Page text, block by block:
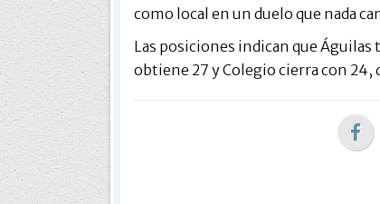
como local en un duelo que nada
Las posiciones indican que
obtiene 27 y Colegio cierra con 24,